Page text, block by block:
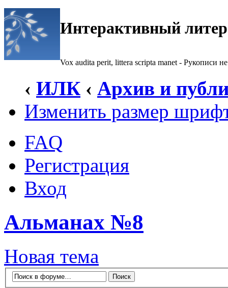
Интерактивный
Vox audita perit, littera scripta manet - Рукописи не
‹ ИЛК ‹ Архив и
Изменить размер
FAQ
Регистрация
Вход
Альманах №8
Новая тема